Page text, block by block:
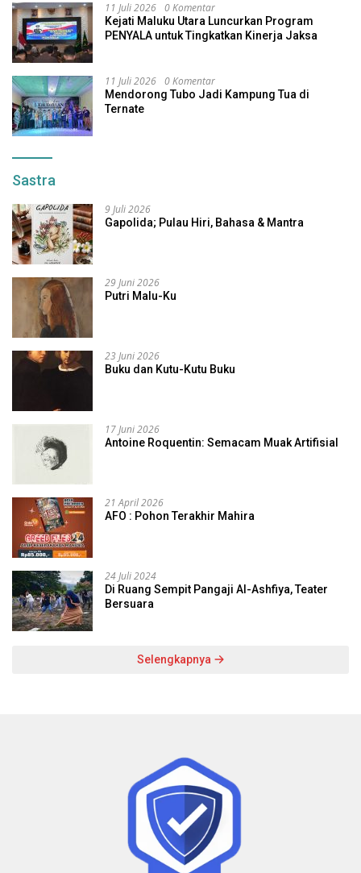
11 Juli 2026 0 Komentar
Kejati Maluku Utara Luncurkan Program
PENYALA untuk Tingkatkan Kinerja Jaksa
11 Juli 2026 0 Komentar
Mendorong Tubo Jadi Kampung Tua di
Ternate
Sastra
9 Juli 2026
Gapolida; Pulau Hiri, Bahasa & Mantra
29 Juni 2026
Putri Malu-Ku
23 Juni 2026
Buku dan Kutu-Kutu Buku
17 Juni 2026
Antoine Roquentin: Semacam Muak Artifisial
21 April 2026
AFO : Pohon Terakhir Mahira
24 Juli 2024
Di Ruang Sempit Pangaji Al-Ashfiya, Teater
Bersuara
Selengkapnya